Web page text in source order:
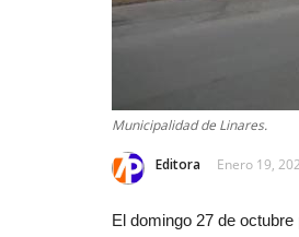
Municipalidad de Linares.
Editora Enero 19,
El domingo 27 de